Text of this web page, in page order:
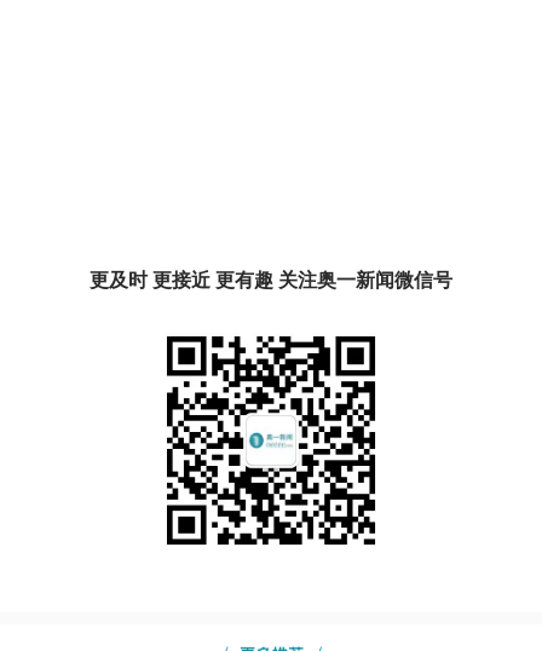
更及时 更接近 更有趣 关注奥一新闻微信号